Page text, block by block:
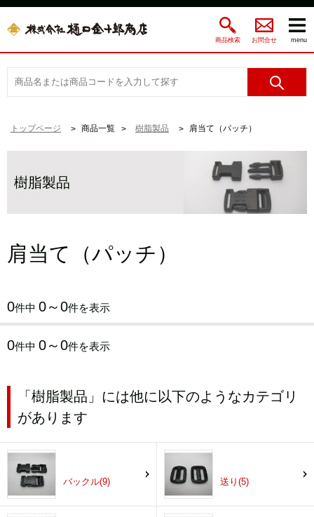
商品検索 お問合せ menu
トップページ 商品一覧 樹脂製品 肩当て（パッチ）
樹脂製品
肩当て（パッチ）
0件中 0～0件を表示
0件中 0～0件を表示
「樹脂製品」には他に以下のようなカテゴリ
があります
バックル(9) 送り(5)